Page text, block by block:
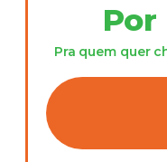
Por
Pra quem quer